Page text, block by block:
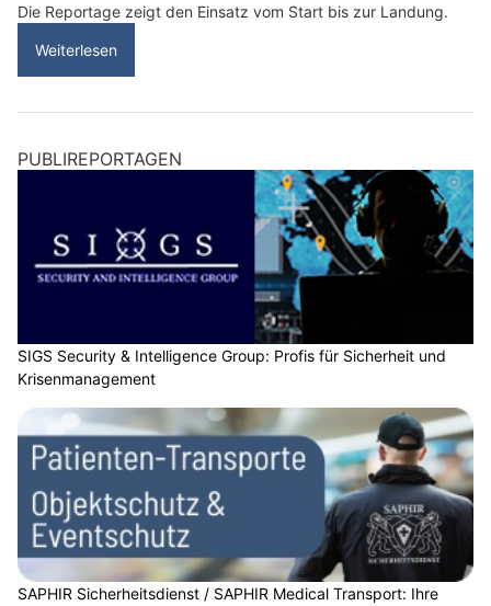
Die Reportage zeigt den Einsatz vom Start bis zur Landung.
Weiterlesen
PUBLIREPORTAGEN
SIGS Security & Intelligence Group: Profis für Sicherheit und
Krisenmanagement
SAPHIR Sicherheitsdienst / SAPHIR Medical Transport: Ihre